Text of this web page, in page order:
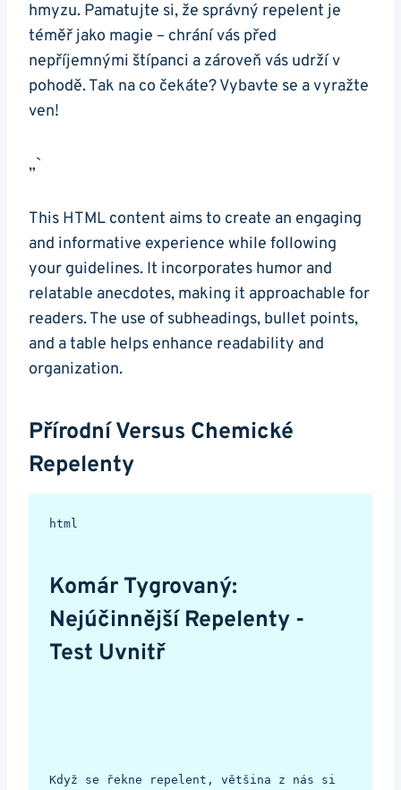
hmyzu. Pamatujte si, že správný repelent je
téměř jako magie – chrání vás před
nepříjemnými štípanci a zároveň vás udrží v
pohodě. Tak na co čekáte? Vybavte se a vyražte
ven!
„`
This HTML content aims to create an engaging
and informative experience while following
your guidelines. It incorporates humor and
relatable anecdotes, making it approachable for
readers. The use of subheadings, bullet points,
and a table helps enhance readability and
organization.
Přírodní Versus Chemické
Repelenty
Komár Tygrovaný:
Nejúčinnější Repelenty -
Test Uvnitř
Když se řekne repelent, většina z nás si